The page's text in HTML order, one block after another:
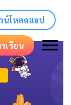
น์โหลดแอป
เรียน